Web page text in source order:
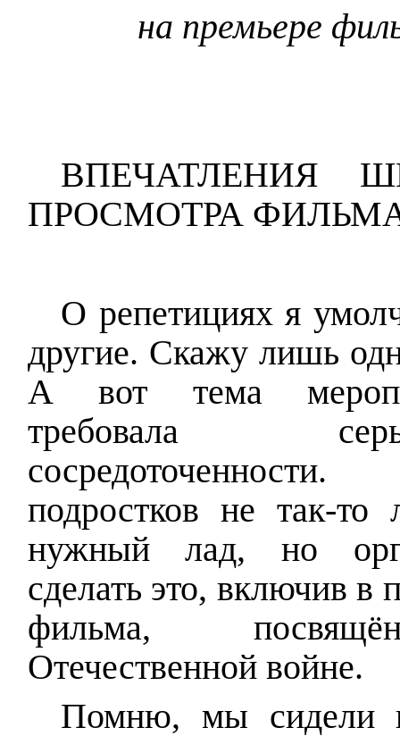
на премьере
ВПЕЧАТЛЕНИЯ
ПРОСМОТРА ФИЛЬМА
О репетициях я
другие. Скажу лишь
А вот тема
требовала
подростков не так-то
нужный лад, но
сделать это, включив в
фильма,
Отечественной войне.
Помню, мы сидели